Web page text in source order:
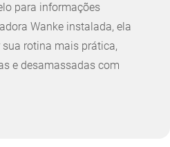
para informações
Wanke instalada, ela
rotina mais prática,
e desamassadas com